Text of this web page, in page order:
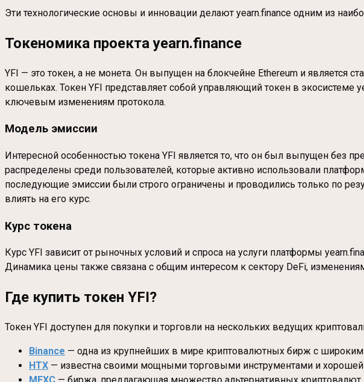
Эти технологические основы и инновации делают yearn.finance одним из
Токеномика проекта yearn.finance
YFI — это токен, а не монета. Он выпущен на блокчейне Ethereum и является
кошельках. Токен YFI представляет собой управляющий токен в экосистеме
ключевым изменениям протокола.
Модель эмиссии
Интересной особенностью токена YFI является то, что он был выпущен без
распределены среди пользователей, которые активно использовали
последующие эмиссии были строго ограничены и проводились только по
влиять на его курс.
Курс токена
Курс YFI зависит от рыночных условий и спроса на услуги платформы
Динамика цены также связана с общим интересом к сектору DeFi,
Где купить токен YFI?
Токен YFI доступен для покупки и торговли на нескольких ведущих
Binance — одна из крупнейших в мире криптовалютных бирж с
HTX — известна своими мощными торговыми инструментами и